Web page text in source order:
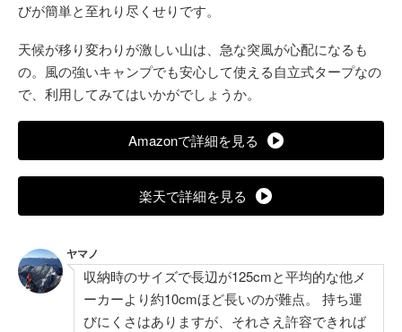
びが簡単と至れり尽くせりです。
天候が移り変わりが激しい山は、急な突風が心配になるも
の。風の強いキャンプでも安心して使える自立式タープなの
で、利用してみてはいかがでしょうか。
Amazonで詳細を見る
楽天で詳細を見る
ヤマノ
収納時のサイズで長辺が125cmと平均的な他メ
ーカーより約10cmほど長いのが難点。 持ち運
びにくさはありますが、それさえ許容できれば